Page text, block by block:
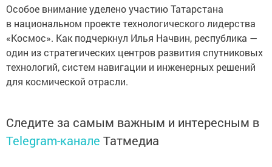
Особое внимание уделено участию Татарстана
в национальном проекте технологического лидерства
«Космос». Как подчеркнул Илья Начвин, республика —
один из стратегических центров развития спутниковых
технологий, систем навигации и инженерных решений
для космической отрасли.
Следите за самым важным и интересным в
Telegram-канале Татмедиа